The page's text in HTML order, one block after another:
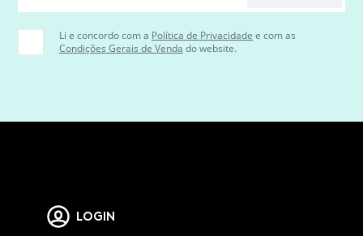
Li e concordo com a Política de Privacidade e com as
Condições Gerais de Venda do website.
LOGIN